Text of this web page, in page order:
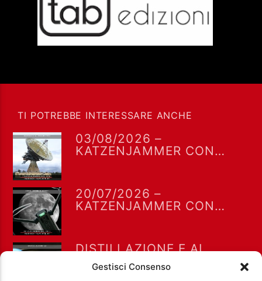
Gestisci Consenso
TI POTREBBE INTERESSARE ANCHE
03/08/2026 –
KATZENJAMMER CON
20/07/2026 –
KATZENJAMMER CON
DISTILLAZIONE E AI.
KATZENJAMMER DEL
13/07/2026